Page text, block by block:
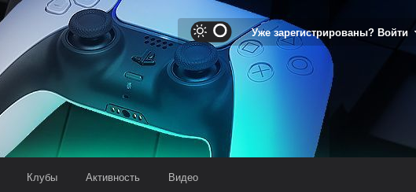
Уже зарегистрированы? Войти
Клубы Активность Видео